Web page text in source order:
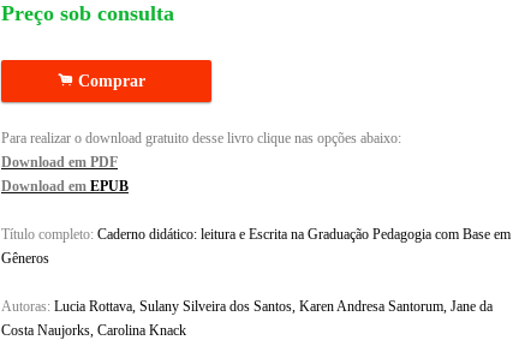
Preço sob consulta
. Comprar
Para realizar o download gratuito desse livro clique nas opções abaixo:
Download em PDF
Download em EPUB
Título completo: Caderno didático: leitura e Escrita na Graduação Pedagogia com Base em
Gêneros
Autoras: Lucia Rottava, Sulany Silveira dos Santos, Karen Andresa Santorum, Jane da
Costa Naujorks, Carolina Knack